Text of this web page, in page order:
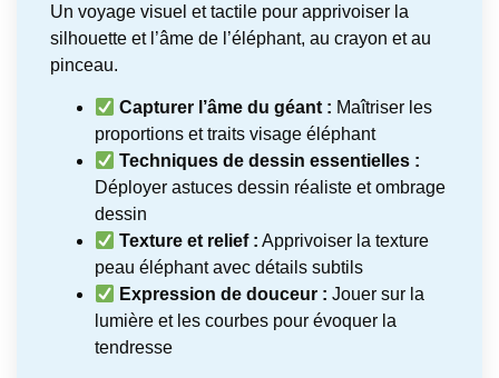
Un voyage visuel et tactile pour apprivoiser la
silhouette et l’âme de l’éléphant, au crayon et au
pinceau.
Capturer l’âme du géant : Maîtriser les
proportions et traits visage éléphant
Techniques de dessin essentielles :
Déployer astuces dessin réaliste et ombrage
dessin
Texture et relief : Apprivoiser la texture
peau éléphant avec détails subtils
Expression de douceur : Jouer sur la
lumière et les courbes pour évoquer la
tendresse